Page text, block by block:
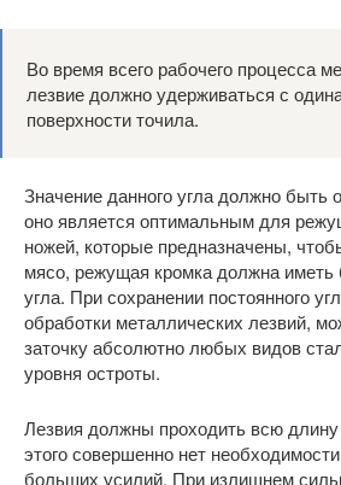
Во время всего рабочего процесса
лезвие должно удерживаться с
поверхности точила.
Значение данного угла должно быть
оно является оптимальным для
ножей, которые предназначены,
мясо, режущая кромка должна
угла. При сохранении постоянного
обработки металлических лезвий,
заточку абсолютно любых видов
уровня остроты.
Лезвия должны проходить всю
этого совершенно нет
больших усилий. При излишнем